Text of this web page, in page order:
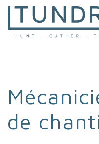
MAIN
de